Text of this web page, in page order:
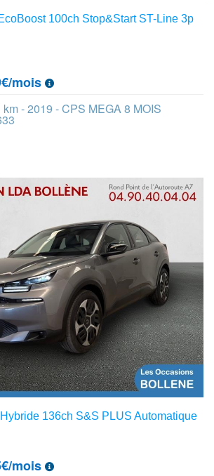
100ch Stop&Start ST-Line 3p
mois
- 2019 - CPS MEGA 8 MOIS
136ch S&S PLUS Automatique
mois